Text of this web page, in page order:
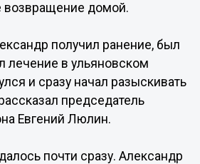
возвращение домой.
получил ранение, был
лечение в ульяновском
и сразу начал разыскивать
председатель
Евгений Люлин.
почти сразу. Александр